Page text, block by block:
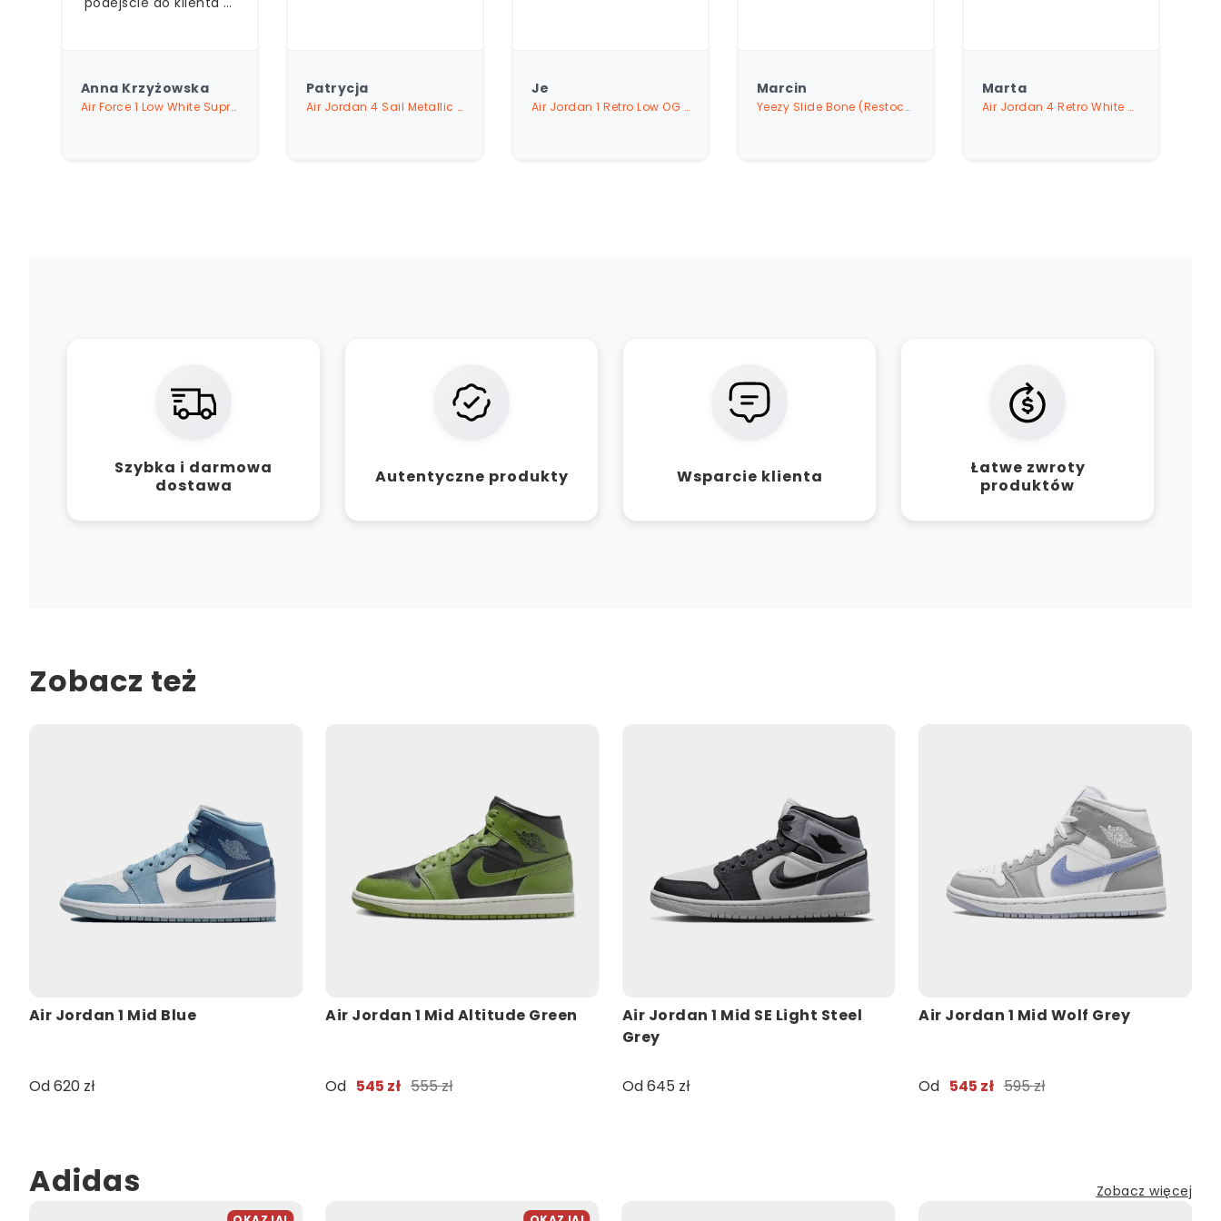
Patrycja
Air Jordan 4 Sail Metallic Gold
Je
Air Jordan 1 Retro Low OG SP Travis Scott Medium Olive
Marcin
Yeezy Slide Bone (Restock Pair)
Marta
Air Jordan 4 Retro White Cement (2025)
Łukasz
Air Jordan 4 White Thunder
Szybka i darmowa
dostawa
Autentyczne produkty Wsparcie klienta
Łatwe zwroty
produktów
Zobacz też
Air Jordan 1 Mid Blue
Od 620 zł
Air Jordan 1 Mid Altitude Green
Od 545 zł 555 zł
Air Jordan 1 Mid SE Light Steel
Grey
Od 645 zł
Air Jordan 1 Mid Wolf Grey
Od 545 zł 595 zł
Adidas Zobacz więcej